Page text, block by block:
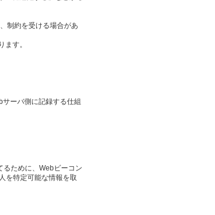
制約を受ける場合があ
す。
ーバ側に記録する仕組
るために、Webビーコン
を特定可能な情報を取